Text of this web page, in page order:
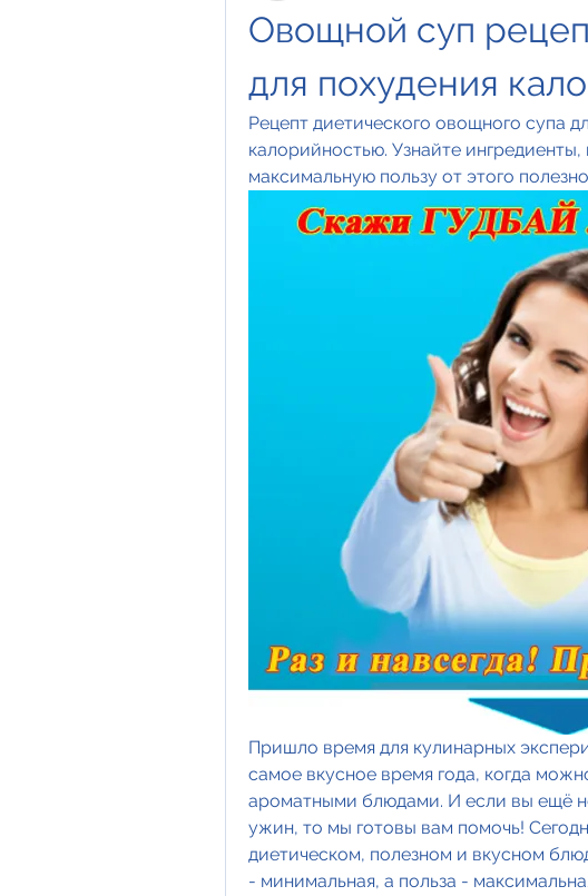
Овощной суп
для похудения
Рецепт диетического овощного супа
калорийностью. Узнайте ингредиенты,
максимальную пользу от этого
Пришло время для кулинарных
самое вкусное время года, когда
ароматными блюдами. И если вы ещё
ужин, то мы готовы вам помочь!
диетическом, полезном и вкусном
- минимальная, а польза -